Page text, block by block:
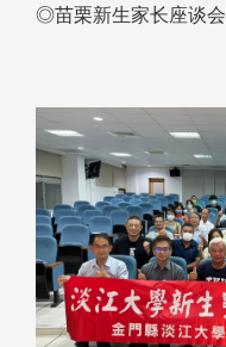
◎苗栗新生家长座谈会